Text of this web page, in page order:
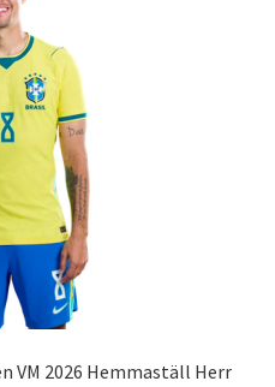
VM 2026 Hemmaställ Herr